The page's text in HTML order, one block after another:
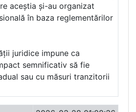
aceștia și-au organizat
în baza reglementărilor
juridice impune ca
semnificativ să fie
sau cu măsuri tranzitorii